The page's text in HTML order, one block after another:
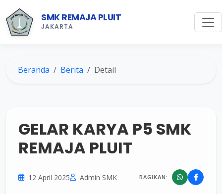
SMK REMAJA PLUIT
JAKARTA
Beranda Berita Detail
GELAR KARYA P5 SMK
REMAJA PLUIT
12 April 2025 Admin SMK BAGIKAN: